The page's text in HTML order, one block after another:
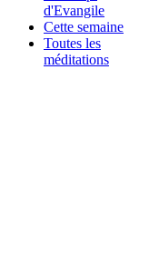
d'Evangile
Cette semaine
Toutes les
méditations